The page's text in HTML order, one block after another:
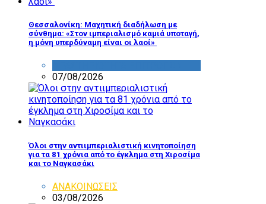
Θεσσαλονίκη: Μαχητική διαδήλωση με
σύνθημα: «Στον ιμπεριαλισμό καμιά υποταγή,
η μόνη υπερδύναμη είναι οι λαοί»
07/08/2026
Όλοι στην αντιιμπεριαλιστική κινητοποίηση
για τα 81 χρόνια από το έγκλημα στη Χιροσίμα
και το Ναγκασάκι
ΑΝΑΚΟΙΝΩΣΕΙΣ
03/08/2026